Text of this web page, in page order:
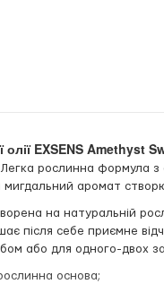
EXSENS Amethyst
рослинна формула з
аромат
на натуральній
після себе приємне
або для одного-двох
основа;